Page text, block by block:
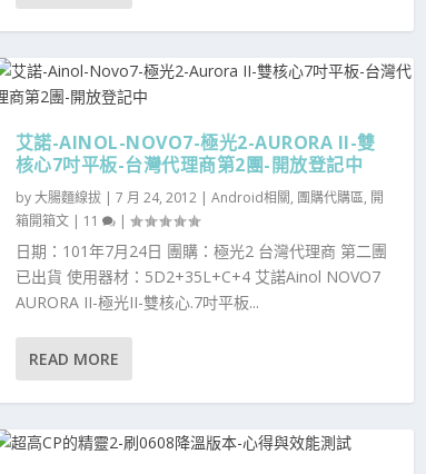
艾諾-AINOL-NOVO7-極光2-AURORA II-雙
核心7吋平板-台灣代理商第2團-開放登記中
by大腸麵線拔| 7 月 24, 2012| Android相關, 團購代購區, 開
箱開箱文| 11 |
日期：101年7月24日 團購：極光2 台灣代理商 第二團
已出貨 使用器材：5D2+35L+C+4 艾諾Ainol NOVO7
AURORA II-極光II-雙核心.7吋平板...
READ MORE